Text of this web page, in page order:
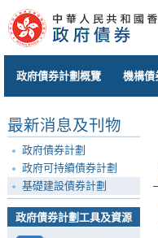
政府債券計劃概覽 機構債
最新消息及刊物
政府債券計劃
政府可持續債券計劃
基礎建設債券計劃
政府債券計劃工具及資源